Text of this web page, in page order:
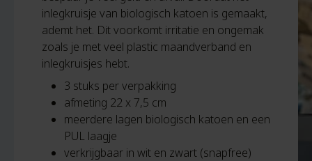
inlegkruisje van biologisch katoen is gemaakt,
ademt het. Dit voorkomt irritatie en ongemak
zoals je met veel plastic maandverband en
inlegkruisjes hebt.
3 stuks per verpakking
afmeting 22 x 7,5 cm
meerdere lagen biologisch katoen en een
PUL laagje
verkrijgbaar in wit en zwart (snapfree)